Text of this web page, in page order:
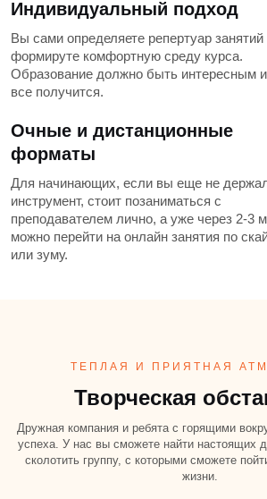
Индивидуальный подход
Вы сами определяете репертуар занятий
формируте комфортную среду курса.
Образование должно быть интересным и
все получится.
Очные и дистанционные
форматы
Для начинающих, если вы еще не
инструмент, стоит позаниматься с
преподавателем лично, а уже через 2-3
можно перейти на онлайн занятия по
или зуму.
ТЕПЛАЯ И ПРИЯТНАЯ
Творческая
Дружная компания и ребята с горящими
успеха. У нас вы сможете найти настоящих
сколотить группу, с которыми сможете
жизни.